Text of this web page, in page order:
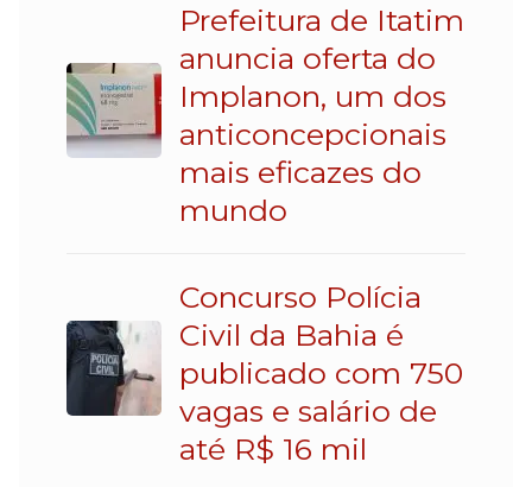
Prefeitura de Itatim
anuncia oferta do
Implanon, um dos
anticoncepcionais
mais eficazes do
mundo
Concurso Polícia
Civil da Bahia é
publicado com 750
vagas e salário de
até R$ 16 mil